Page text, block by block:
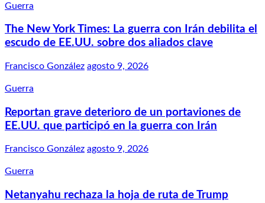
Guerra
The New York Times: La guerra con Irán debilita el
escudo de EE.UU. sobre dos aliados clave
Francisco González agosto 9, 2026
Guerra
Reportan grave deterioro de un portaviones de
EE.UU. que participó en la guerra con Irán
Francisco González agosto 9, 2026
Guerra
Netanyahu rechaza la hoja de ruta de Trump